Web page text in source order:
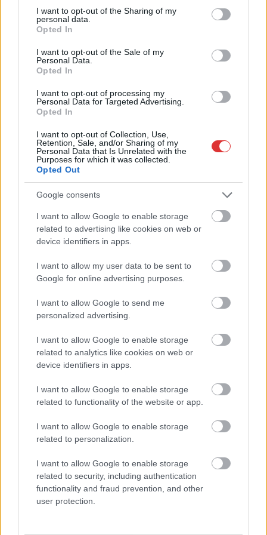
not limited to your visit or usage behaviour. You may click to
grant or deny consent to Google and its third-party tags to
use your data for below specified purposes in below Google
consent section.
I want to opt-out of the Sharing of my
personal data.
Opted In
I want to opt-out of the Sale of my
Personal Data.
Opted In
I want to opt-out of processing my
Personal Data for Targeted Advertising.
Opted In
I want to opt-out of Collection, Use,
Retention, Sale, and/or Sharing of my
Personal Data that Is Unrelated with the
Purposes for which it was collected.
Opted Out
Google consents
I want to allow Google to enable storage
related to advertising like cookies on web or
device identifiers in apps.
I want to allow my user data to be sent to
Google for online advertising purposes.
I want to allow Google to send me
personalized advertising.
I want to allow Google to enable storage
related to analytics like cookies on web or
device identifiers in apps.
I want to allow Google to enable storage
related to functionality of the website or app.
I want to allow Google to enable storage
related to personalization.
I want to allow Google to enable storage
related to security, including authentication
functionality and fraud prevention, and other
user protection.
Már magasabb szinten is nyomoznak Szijjártó
büntetőügyében, vesztegetés miatt 3 év letöltendőt kaphat és
ez csak az egyik botrány
Problémák egész Jász-Nagykun-Szolnok megyében: egyre
Szolnokon egy kulcsfontosságú körforgalmat részlegesen
lezárnak a napokban, a közlekedés az átlagost is meghaladó
mértékben lebénul
Elromlott a biztosítóberendezés a ceglédi vasútvonalon,
alapos késések alakultak ki a menetrendhez képest,
kimaradás is előfordult
Országos ellenőrzés indult a hazai akkumulátoripari
üzemekben
Az idei év leglassabb növekedését hozta a június a
kiskereskedelemben
Györfi Mihály több tucat vállalkozással egyeztetett a
kerékpárgyár dolgozóinak megsegítéséről
41 fok fölé forrósodott az ország, Szolnokon pedig egy másik
rekord is megdőlt
Egy telefonhívást akart, végül rendőrök vitték el a mezőtúri
A Tisza kormány minisztere újabb nagy változásokról döntött
munkáltatói jogaikat
kapott, más fideszesek még kevesebbet vittek haza
A Szolnok megyei gazdák nagyon nem akarták a JÉGER
további üzemeltetését